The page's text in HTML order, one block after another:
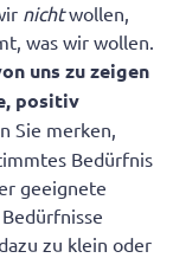
nichtwollen,
was wir wollen.
uns zu zeigen
positiv
Sie merken,
Bedürfnis
geeignete
zu klein oder